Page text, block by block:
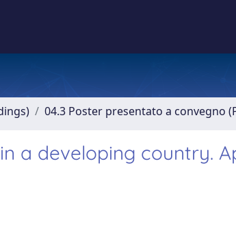
04.3 Poster presentato a convegno
a developing country.